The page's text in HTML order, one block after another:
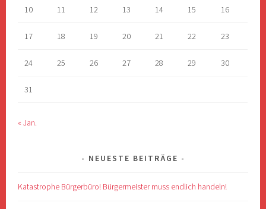
10 11 12 13 14 15 16
17 18 19 20 21 22 23
24 25 26 27 28 29 30
31
« Jan.
NEUESTE BEITRÄGE
Katastrophe Bürgerbüro! Bürgermeister muss endlich handeln!